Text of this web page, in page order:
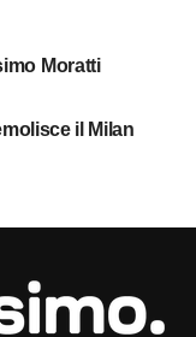
Moratti
il Milan